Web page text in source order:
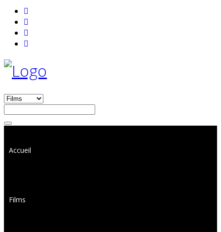
Accueil
Films